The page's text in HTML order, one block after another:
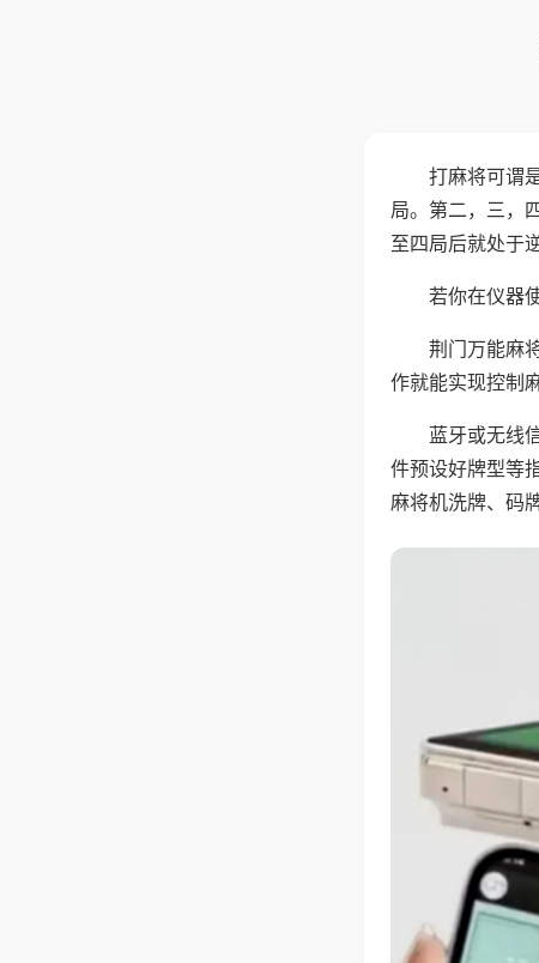
打麻将可谓
局。第二，三，
至四局后就处于
若你在仪器
荆门万能麻
作就能实现控制
蓝牙或无线
件预设好牌型等
麻将机洗牌、码